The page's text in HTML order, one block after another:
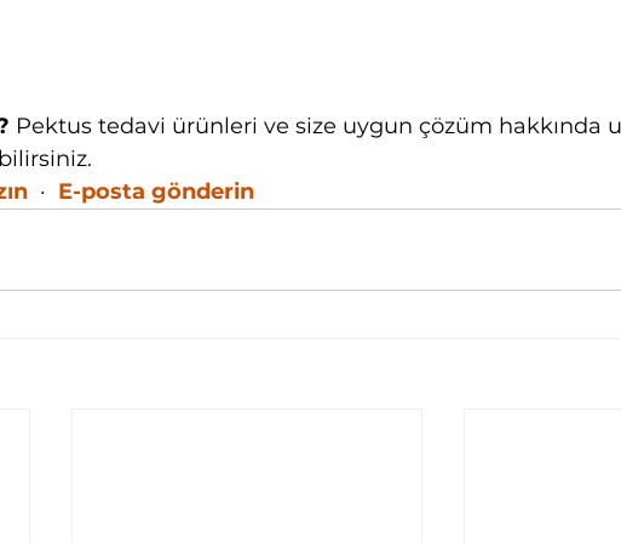
Pektus tedavi ürünleri ve size uygun çözüm hakkında
  ·
E-posta gönderin